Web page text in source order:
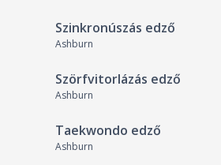
Szinkronúszás edző
Ashburn
Szörfvitorlázás edző
Ashburn
Taekwondo edző
Ashburn